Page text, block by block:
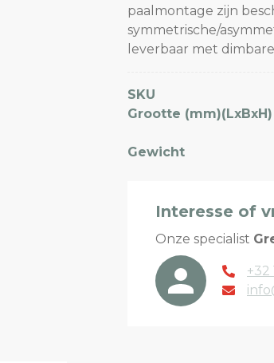
paalmontage zijn
symmetrische/
leverbaar met
SKU
Grootte (mm)(LxBxH)
Gewicht
Interesse of
Onze specialist
+32